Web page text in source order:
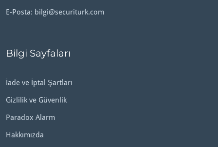
E-Posta: bilgi@securiturk.com
Bilgi Sayfaları
İade ve İptal Şartları
Gizlilik ve Güvenlik
Paradox Alarm
Hakkımızda